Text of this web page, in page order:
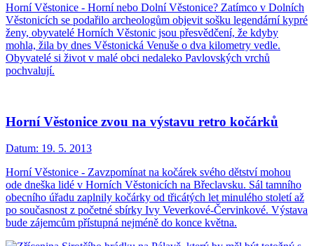
Horní Věstonice - Horní nebo Dolní Věstonice? Zatímco v Dolních
Věstonicích se podařilo archeologům objevit sošku legendární kypré
ženy, obyvatelé Horních Věstonic jsou přesvědčení, že kdyby
mohla, žila by dnes Věstonická Venuše o dva kilometry vedle.
Obyvatelé si život v malé obci nedaleko Pavlovských vrchů
pochvalují.
Horní Věstonice zvou na výstavu retro kočárků
Datum: 19. 5. 2013
Horní Věstonice - Zavzpomínat na kočárek svého dětství mohou
ode dneška lidé v Horních Věstonicích na Břeclavsku. Sál tamního
obecního úřadu zaplnily kočárky od třicátých let minulého století až
po současnost z početné sbírky Ivy Veverkové-Červinkové. Výstava
bude zájemcům přístupná nejméně do konce května.